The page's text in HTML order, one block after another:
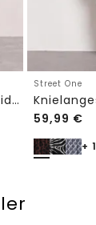
Knielanges Denim Kleid mit 3/4-Arm
Street One
59,99 €
+ 1